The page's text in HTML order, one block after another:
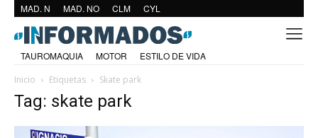
MAD. N MAD. NO CLM CYL
TAUROMAQUIA MOTOR
ESTILO DE VIDA
Inicio
Etiquetas Skate park
Tag: skate park